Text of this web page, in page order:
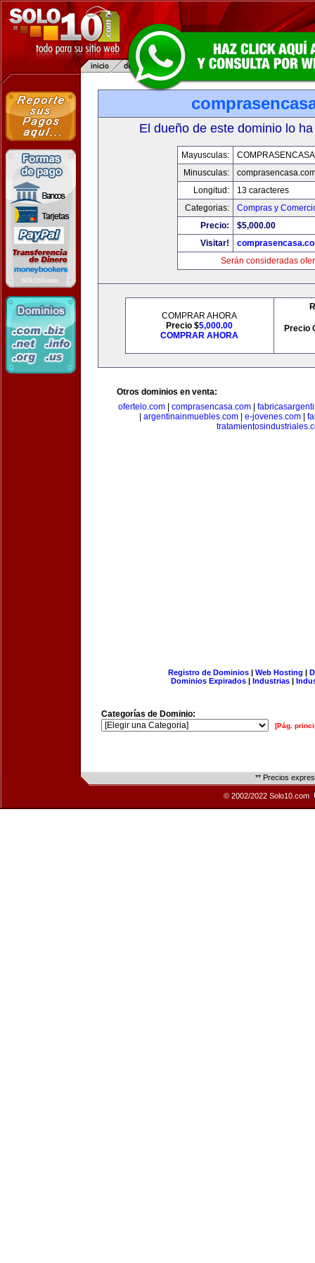
El dueño de este dominio lo
Mayusculas:
Minusculas:
Longitud:
13 caracteres
Categorias:
Compras y
Precio:
$5,000.00
Visitar!
Serán consideradas
COMPRAR AHORA
Precio $5,000.00
COMPRAR AHORA
Precio
Otros dominios en venta:
ofertelo.com| comprasencasa.com|
argentinainmuebles.com| e-jovenes.com|
Registro de Dominios| Web Hosting |
Dominios Expirados | Industrias |
Categorías de Dominio:
[Pág.
** Precios
© 2002/2022 Solo10.com